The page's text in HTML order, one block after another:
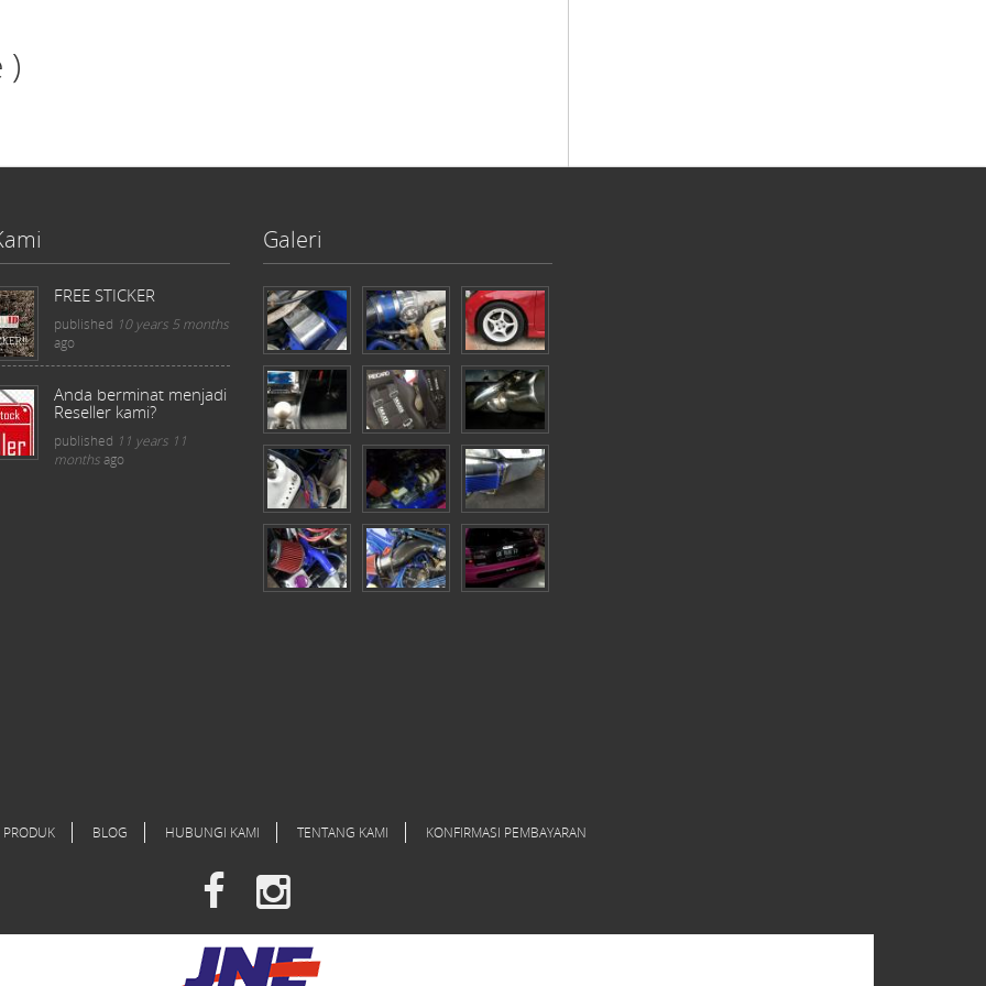
)
FREE STICKER
published 10 years 5 months
ago
Anda berminat menjadi
Reseller kami?
published 11 years 11
monthsago
Galeri
PRODUK BLOG HUBUNGI KAMI TENTANG KAMI KONFIRMASI PEMBAYARAN